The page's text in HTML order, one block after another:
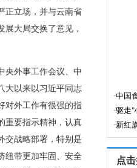
正立场，并与云南省
大局交换了意见，
外事工作会议、中
大以来以习近平同志
对外工作有很强的指
重要指示精神，认真
交战略部署，特别是
纽带更加牢固、安全
点